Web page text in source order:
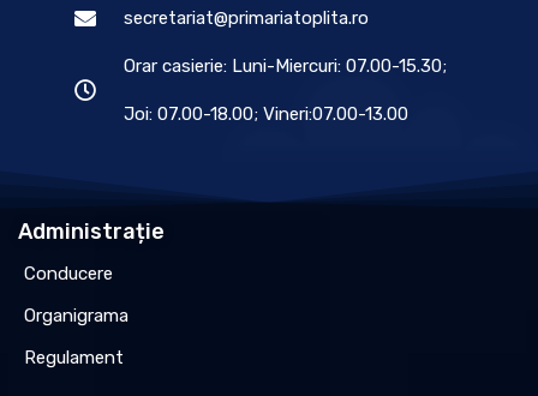
secretariat@primariatoplita.ro
Orar casierie: Luni-Miercuri: 07.00-15.30;
Joi: 07.00-18.00; Vineri:07.00-13.00
Administrație
Conducere
Organigrama
Regulament